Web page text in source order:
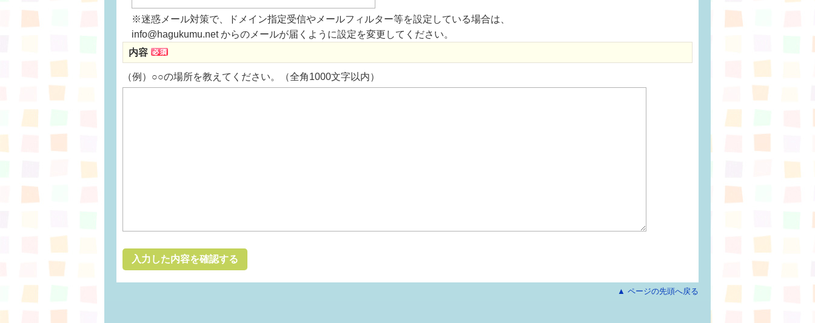
※迷惑メール対策で、ドメイン指定受信やメールフィルター等を設定している場合は、
info@hagukumu.net からのメールが届くように設定を変更してください。
内容
（例）○○の場所を教えてください。（全角1000文字以内）
▲ ページの先頭へ戻る